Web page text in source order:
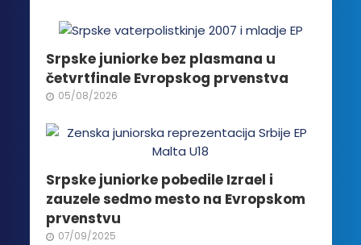
Srpske juniorke bez plasmana u
četvrtfinale Evropskog prvenstva
05/08/2026
Srpske juniorke pobedile Izrael i
zauzele sedmo mesto na Evropskom
prvenstvu
07/09/2025